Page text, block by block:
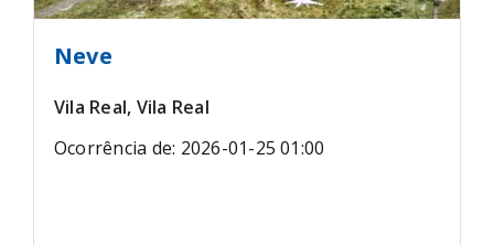
Neve
Vila Real, Vila Real
Ocorrência de: 2026-01-25 01:00